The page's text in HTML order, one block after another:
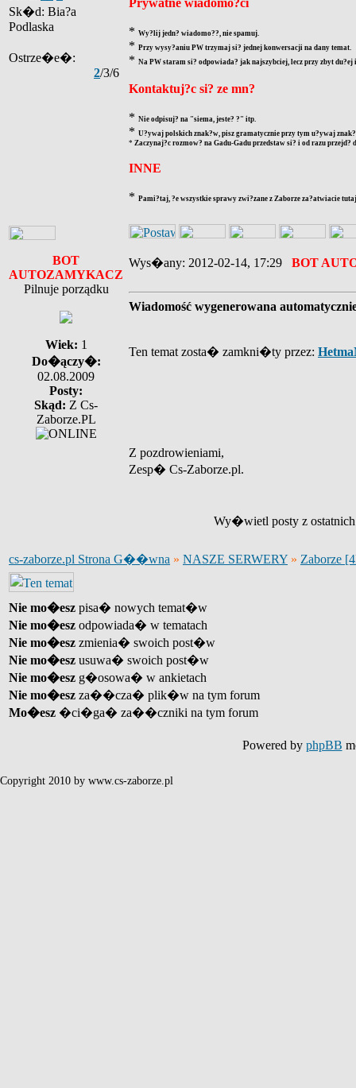
Sk�d: Bia?a
Podlaska
Ostrze�e�:
2/3/6
Prywatne wiadomo?ci
* Wy?lij jedn? wiadomo??, nie spamuj.
* Przy wysy?aniu PW trzymaj si? jednej konwersacji na dany temat.
* Na PW staram si? odpowiada? jak najszybciej, lecz przy zbyt
Kontaktuj?c si? ze mn?
* Nie odpisuj? na "siema, jeste? ?" itp.
* U?ywaj polskich znak?w, pisz gramatycznie przy tym u?ywaj
* Zaczynaj?c rozmow? na Gadu-Gadu przedstaw si? i od razu przejd?
INNE
* Pami?taj, ?e wszystkie sprawy zwi?zane z Zaborze za?atwiacie
BOT
AUTOZAMYKACZ
Pilnuje porządku
Wiek: 1
Do�ączy�:
02.08.2009
Posty:
Skąd: Z Cs-
Zaborze.PL
Wys�any: 2012-02-14, 17:29 BOT
Wiadomość wygenerowana
Ten temat zosta� zamkni�ty przez:
Z pozdrowieniami,
Zesp� Cs-Zaborze.pl.
Wy�wietl posty z
cs-zaborze.pl Strona G��wna » NASZE SERWERY » Zaborze
Nie mo�esz pisa� nowych temat�w
Nie mo�esz odpowiada� w tematach
Nie mo�esz zmienia� swoich post�w
Nie mo�esz usuwa� swoich post�w
Nie mo�esz g�osowa� w ankietach
Nie mo�esz za��cza� plik�w na tym forum
Mo�esz �ci�ga� za��czniki na tym forum
Powered by phpBB
Copyright 2010 by www.cs-zaborze.pl